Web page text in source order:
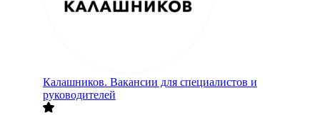
Калашников. Вакансии для специалистов и
руководителей